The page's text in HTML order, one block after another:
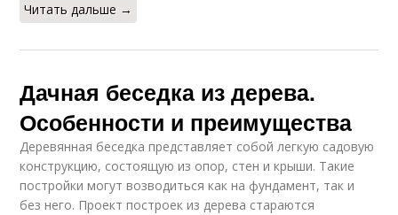
Читать дальше →
Дачная беседка из дерева.
Особенности и преимущества
Деревянная беседка представляет собой легкую садовую
конструкцию, состоящую из опор, стен и крыши. Такие
постройки могут возводиться как на фундамент, так и
без него. Проект построек из дерева стараются